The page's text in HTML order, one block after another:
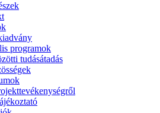
programok
tudásátadás